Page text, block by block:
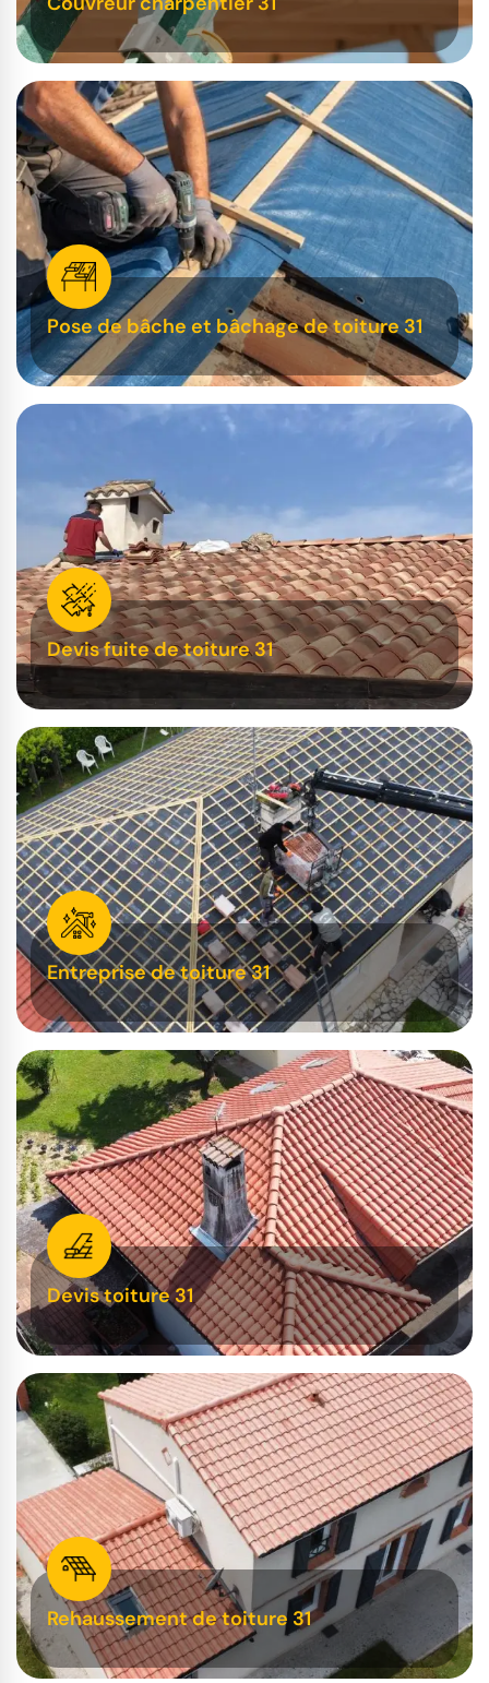
Pose de bâche et bâchage de toiture 31
Devis fuite de toiture 31
Entreprise de toiture 31
Devis toiture 31
Rehaussement de toiture 31